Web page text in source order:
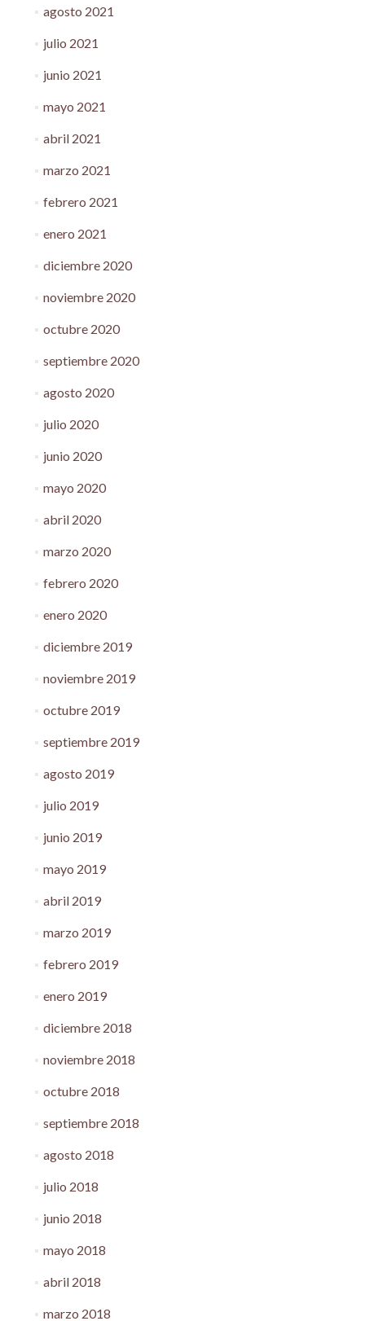
agosto 2021
julio 2021
junio 2021
mayo 2021
abril 2021
marzo 2021
febrero 2021
enero 2021
diciembre 2020
noviembre 2020
octubre 2020
septiembre 2020
agosto 2020
julio 2020
junio 2020
mayo 2020
abril 2020
marzo 2020
febrero 2020
enero 2020
diciembre 2019
noviembre 2019
octubre 2019
septiembre 2019
agosto 2019
julio 2019
junio 2019
mayo 2019
abril 2019
marzo 2019
febrero 2019
enero 2019
diciembre 2018
noviembre 2018
octubre 2018
septiembre 2018
agosto 2018
julio 2018
junio 2018
mayo 2018
abril 2018
marzo 2018